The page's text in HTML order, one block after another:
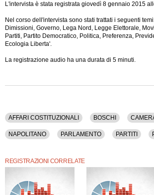
L'intervista è stata registrata giovedì 8 gennaio 2015
Nel corso dell'intervista sono stati trattati i seguenti
Dimissioni, Governo, Lega Nord, Legge Elettorale,
Partiti, Partito Democratico, Politica, Preferenza,
Ecologia Liberta'.
La registrazione audio ha una durata di 5 minuti.
AFFARI COSTITUZIONALI BOSCHI
NAPOLITANO PARLAMENTO PARTITI
REGISTRAZIONI CORRELATE